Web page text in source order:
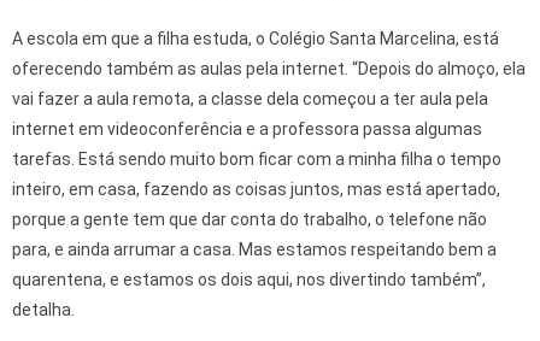
A escola em que a filha estuda, o Colégio Santa Marcelina, está
oferecendo também as aulas pela internet. “Depois do almoço, ela
vai fazer a aula remota, a classe dela começou a ter aula pela
internet em videoconferência e a professora passa algumas
tarefas. Está sendo muito bom ficar com a minha filha o tempo
inteiro, em casa, fazendo as coisas juntos, mas está apertado,
porque a gente tem que dar conta do trabalho, o telefone não
para, e ainda arrumar a casa. Mas estamos respeitando bem a
quarentena, e estamos os dois aqui, nos divertindo também”,
detalha.